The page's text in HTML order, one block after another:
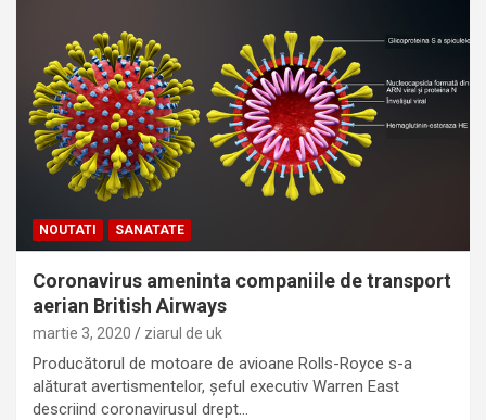
NOUTATI SANATATE
Coronavirus ameninta companiile de transport
aerian British Airways
martie 3, 2020 ziarul de uk
Producătorul de motoare de avioane Rolls-Royce s-a
alăturat avertismentelor, șeful executiv Warren East
descriind coronavirusul drept…